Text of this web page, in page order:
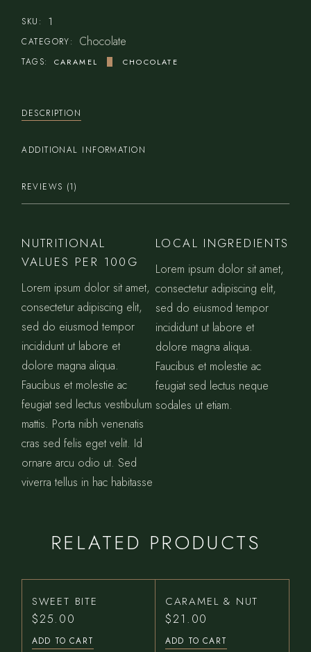
SKU: 1
CATEGORY: Chocolate
TAGS: CARAMEL CHOCOLATE
DESCRIPTION
ADDITIONAL INFORMATION
REVIEWS (1)
NUTRITIONAL
VALUES PER 100G
Lorem ipsum dolor sit amet,
consectetur adipiscing elit,
sed do eiusmod tempor
incididunt ut labore et
dolore magna aliqua.
Faucibus et molestie ac
feugiat sed lectus vestibulum
mattis. Porta nibh venenatis
cras sed felis eget velit. Id
ornare arcu odio ut. Sed
viverra tellus in hac habitasse
LOCAL INGREDIENTS
Lorem ipsum dolor sit amet,
consectetur adipiscing elit,
sed do eiusmod tempor
incididunt ut labore et
dolore magna aliqua.
Faucibus et molestie ac
feugiat sed lectus neque
sodales ut etiam.
RELATED PRODUCTS
SWEET BITE
$25.00
ADD TO CART
CARAMEL & NUT
$21.00
ADD TO CART